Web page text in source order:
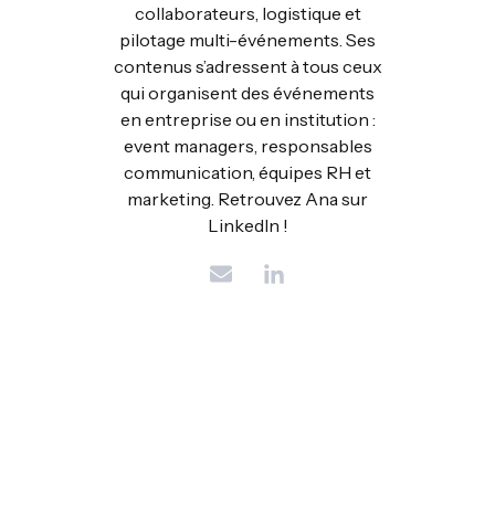
collaborateurs, logistique et
pilotage multi-événements. Ses
contenus s’adressent à tous ceux
qui organisent des événements
en entreprise ou en institution :
event managers, responsables
communication, équipes RH et
marketing. Retrouvez Ana sur
LinkedIn !